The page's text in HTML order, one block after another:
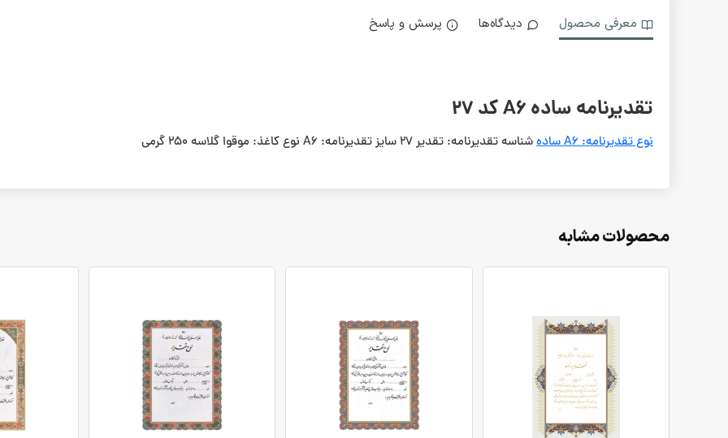
معرفی محصول دیدگاه‌ها پرسش و پاسخ
تقدیرنامه ساده A6 کد 27
نوع تقدیرنامه: A6 ساده شناسه تقدیرنامه: تقدیر 27 سایز تقدیرنامه: A6 نوع کاغذ: موقوا گلاسه 250 گرمی
محصولات مشابه